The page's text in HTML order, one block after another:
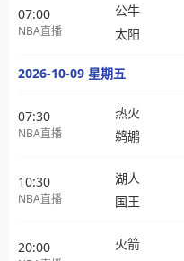
07:00
NBA直播
公牛
太阳
2026-10-09 星期五
07:30
NBA直播
热火
鹈鹕
10:30
NBA直播
湖人
国王
20:00
火箭